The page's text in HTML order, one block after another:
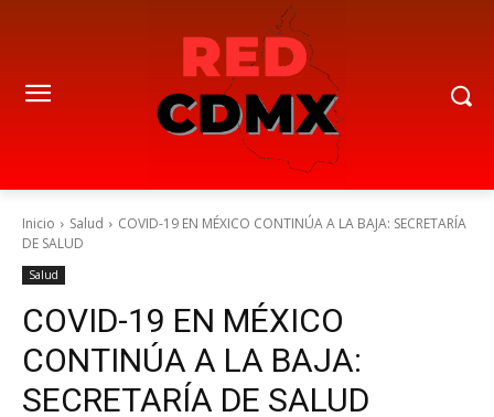
Inicio Salud
COVID-19 EN MÉXICO CONTINÚA A LA BAJA: SECRETARÍA
DE SALUD
Salud
COVID-19 EN MÉXICO
CONTINÚA A LA BAJA:
SECRETARÍA DE SALUD